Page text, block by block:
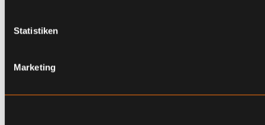
Statistiken
Marketing